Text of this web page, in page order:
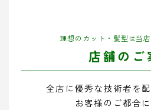
理想のカット・髪型は当
店舗のご
全店に優秀な技術者を配
お客様のご都合